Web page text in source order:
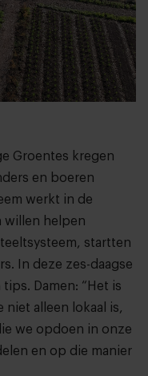
Groentes kregen
en boeren
werkt in de
willen helpen
startten
In deze zes-daagse
Damen: “Het is
niet alleen lokaal is,
we opdoen in onze
en op die manier